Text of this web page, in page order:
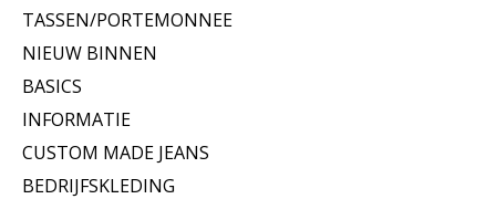
TASSEN/PORTEMONNEE
NIEUW BINNEN
BASICS
INFORMATIE
CUSTOM MADE JEANS
BEDRIJFSKLEDING